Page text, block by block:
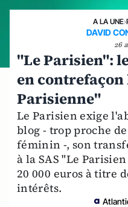
A LA UNE›
DAVID
26
"Le Parisien":
en contrefaçon
Parisienne"
Le Parisien exige
blog - trop proche
féminin -, son
à la SAS "Le
20 000 euros à titre
intérêts.